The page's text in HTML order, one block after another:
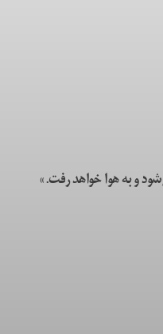
و به هوا خواهد رفت.»